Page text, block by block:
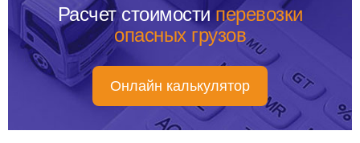
Расчет стоимости перевозки
опасных грузов
Онлайн калькулятор